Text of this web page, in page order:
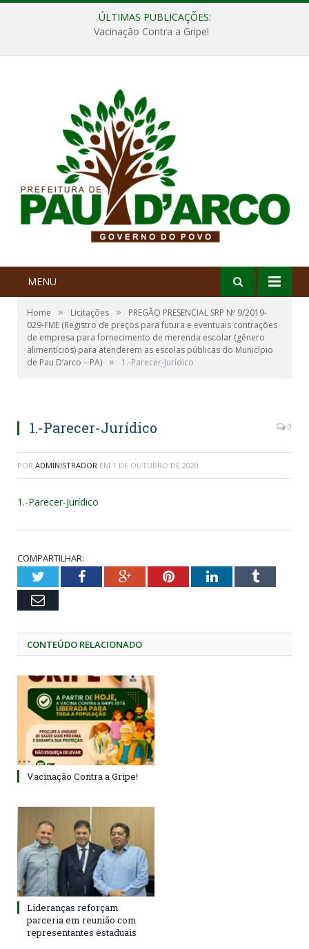
ÚLTIMAS PUBLICAÇÕES:
Vacinação Contra a Gripe!
MENU
Home » Licitações »
PREGÃO PRESENCIAL SRP Nº 9/2019-
029-FME (Registro de preços para futura e eventuais contrações
de empresa para fornecimento de merenda escolar (gênero
alimentícios) para atenderem as escolas públicas do Município
de Pau D’arco – PA) » 1.-Parecer-Jurídico
1.-Parecer-Jurídico 0
POR ADMINISTRADOR EM 1 DE OUTUBRO DE 2020
1.-Parecer-Jurídico
COMPARTILHAR:
TwitterFacebookGoogle+PinterestLinkedInTumblr
Email
CONTEÚDO RELACIONADO
Vacinação Contra a Gripe!
Lideranças reforçam
parceria em reunião com
representantes estaduais